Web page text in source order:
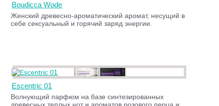
Boudicca Wode
Женский древесно-ароматический аромат, несущий в
себе сексуальный и горячий заряд энергии.
Escentric 01
Волнующий парфюм на базе синтезированных